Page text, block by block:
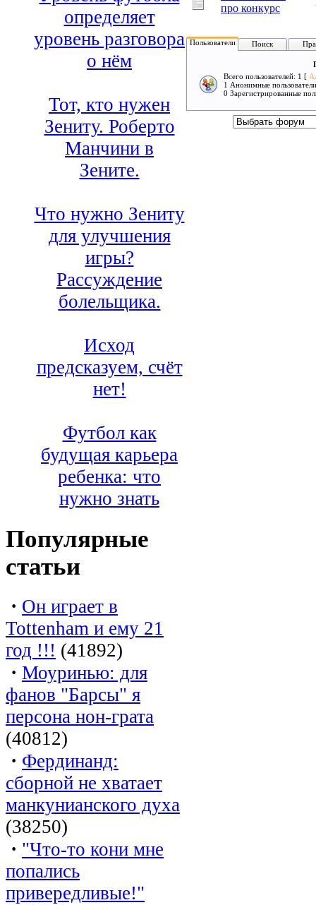
определяет
уровень разговора
о нём
Тот, кто нужен
Зениту. Роберто
Манчини в
Зените.
Что нужно Зениту
для улучшения
игры?
Рассуждение
болельщика.
Исход
предсказуем, счёт
нет!
Футбол как
будущая карьера
ребенка: что
нужно знать
Популярные
статьи
· Он играет в
Tottenham и ему 21
год !!! (41892)
· Моуринью: для
фанов "Барсы" я
персона нон-грата
(40812)
· Фердинанд:
сборной не хватает
манкунианского духа
(38250)
· "Что-то кони мне
попались
привередливые!"
про конкурс
Пользователи Поиск
Всего пользователей: 1 [
1 Анонимные пользователи
0 Зарегистрированные